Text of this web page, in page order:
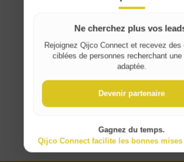
Ne cherchez plus vos
Rejoignez Qijco Connect et recevez des
ciblées de personnes recherchant
adaptée.
Devenir partenaire
Gagnez du temps.
Qijco Connect facilite les bonnes